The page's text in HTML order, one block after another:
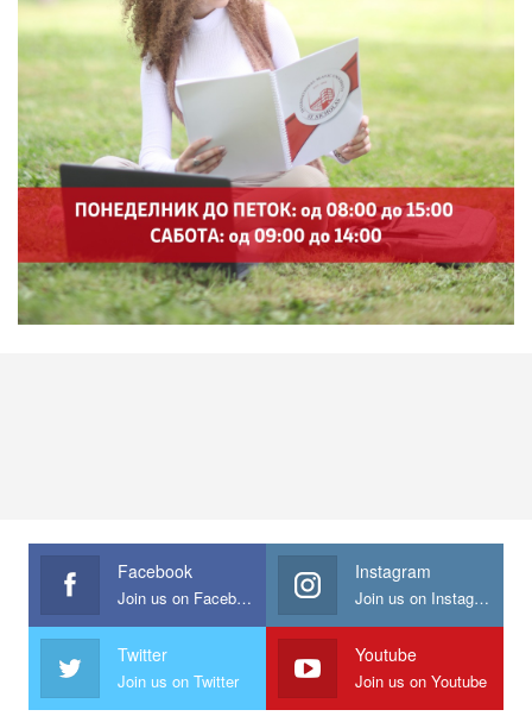
Facebook
Join us on Facebook
Instagram
Join us on Instagram
Twitter
Join us on Twitter
Youtube
Join us on Youtube